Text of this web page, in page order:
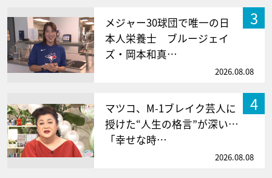
3
メジャー30球団で唯一の日
本人栄養士 ブルージェイ
ズ・岡本和真…
2026.08.08
4
マツコ、M-1ブレイク芸人に
授けた“人生の格言”が深い…
「幸せな時…
2026.08.08